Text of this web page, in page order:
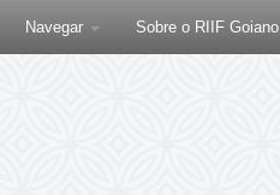
Navegar Sobre o RIIF Goiano